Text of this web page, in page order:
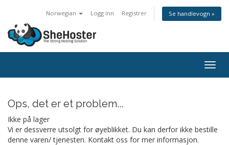
Norwegian Logg inn Registrer Se handlevogn »
Ops, det er et problem...
Ikke på lager
Vi er dessverre utsolgt for øyeblikket. Du kan derfor ikke bestille
denne varen/ tjenesten. Kontakt oss for mer informasjon.